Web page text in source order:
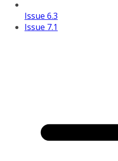
Issue 6.3
Issue 7.1